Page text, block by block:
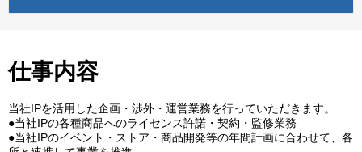
仕事内容
当社IPを活用した企画・渉外・運営業務を行っていただきます。
●当社IPの各種商品へのライセンス許諾・契約・監修業務
●当社IPのイベント・ストア・商品開発等の年間計画に合わせて、各